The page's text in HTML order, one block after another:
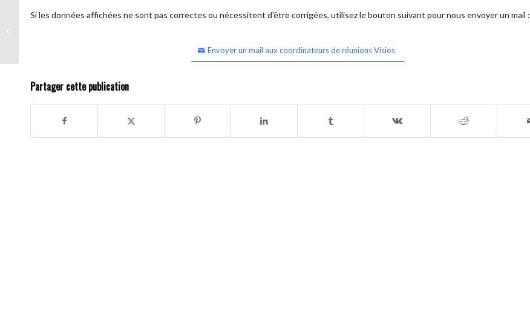
Si les données affichées ne sont pas correctes ou nécessitent d'être corrigées, utilisez le bouton suivant pour nous envoyer un mail :
Envoyer un mail aux coordinateurs de réunions Visios
Partager cette publication